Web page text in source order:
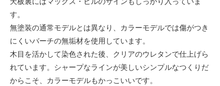
す。
無塗装の通常モデルとは異なり、カラーモデルでは傷がつき
にくいバーチの無垢材を使用しています。
木目を活かして染色された後、クリアのウレタンで仕上げら
れています。シャープなラインが美しいシンプルなつくりだ
からこそ、カラーモデルもかっこいいです。